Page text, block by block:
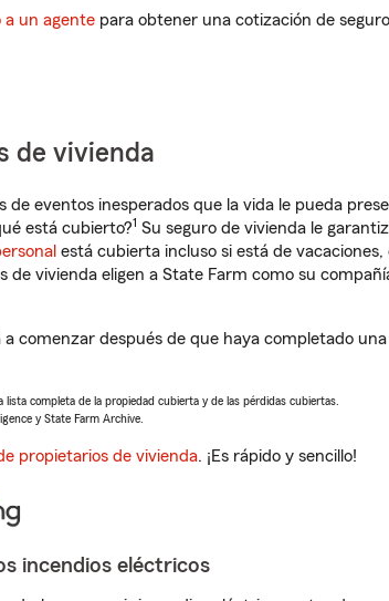
a un agente para obtener una cotización de
de vivienda
de eventos inesperados que la vida le pueda
está cubierto?1 Su seguro de vivienda le
está cubierta incluso si está de
de vivienda eligen a State Farm como su
a comenzar después de que haya completado
completa de la propiedad cubierta y de las pérdidas cubiertas.
y State Farm Archive.
propietarios de vivienda. ¡Es rápido y sencillo!
incendios eléctricos